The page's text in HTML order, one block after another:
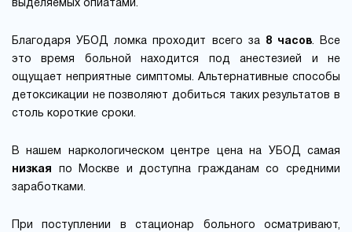
выделяемых опиатами.
Благодаря УБОД ломка проходит всего за 8 часов. Все
это время больной находится под анестезией и не
ощущает неприятные симптомы. Альтернативные способы
детоксикации не позволяют добиться таких результатов в
столь короткие сроки.
В нашем наркологическом центре цена на УБОД самая
низкая
по Москве и доступна гражданам со средними
заработками.
При поступлении в стационар больного осматривают,